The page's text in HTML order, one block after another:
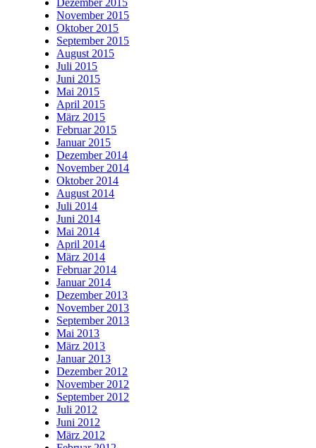
Dezember 2015
November 2015
Oktober 2015
September 2015
August 2015
Juli 2015
Juni 2015
Mai 2015
April 2015
März 2015
Februar 2015
Januar 2015
Dezember 2014
November 2014
Oktober 2014
August 2014
Juli 2014
Juni 2014
Mai 2014
April 2014
März 2014
Februar 2014
Januar 2014
Dezember 2013
November 2013
September 2013
Mai 2013
März 2013
Januar 2013
Dezember 2012
November 2012
September 2012
Juli 2012
Juni 2012
März 2012